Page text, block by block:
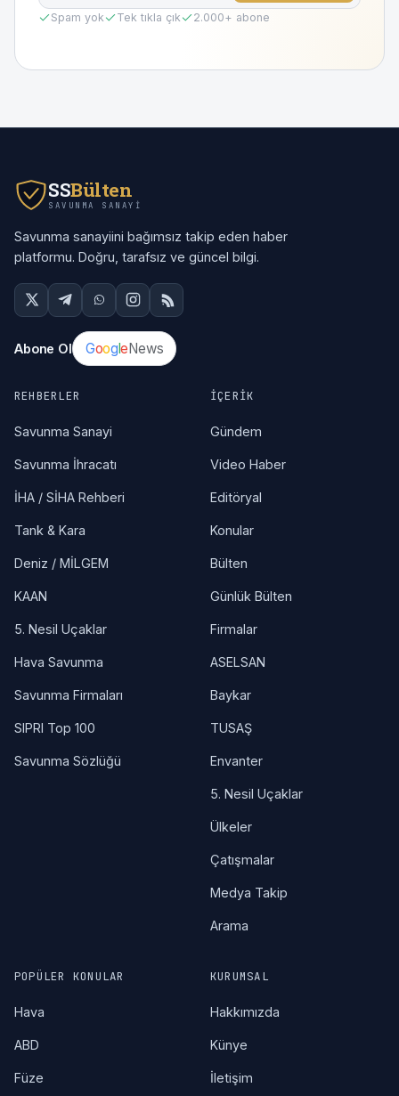
Spam yok Tek tıkla çık 2.000+ abone
SSBülten
SAVUNMA SANAYI
Savunma sanayiini bağımsız takip eden haber
platformu. Doğru, tarafsız ve güncel bilgi.
Abone Ol GoogleNews
REHBERLER
Savunma Sanayi
Savunma İhracatı
İHA / SİHA Rehberi
Tank & Kara
Deniz / MİLGEM
KAAN
5. Nesil Uçaklar
Hava Savunma
Savunma Firmaları
SIPRI Top 100
Savunma Sözlüğü
İÇERIK
Gündem
Video Haber
Editöryal
Konular
Bülten
Günlük Bülten
Firmalar
ASELSAN
Baykar
TUSAŞ
Envanter
5. Nesil Uçaklar
Ülkeler
Çatışmalar
Medya Takip
Arama
POPÜLER KONULAR
Hava
ABD
Füze
KURUMSAL
Hakkımızda
Künye
İletişim